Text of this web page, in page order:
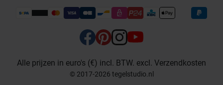
Alle prijzen in euro's (€) incl. BTW. excl. Verzendkosten
© 2017-2026 tegelstudio.nl